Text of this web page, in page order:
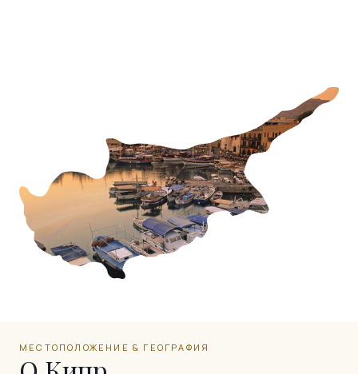
МЕСТОПОЛОЖЕНИЕ & ГЕОГРАФИЯ